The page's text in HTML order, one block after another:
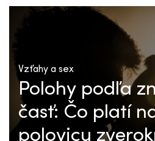
Vzťahy a sex
Polohy podľa
časť: Čo platí
polovicu